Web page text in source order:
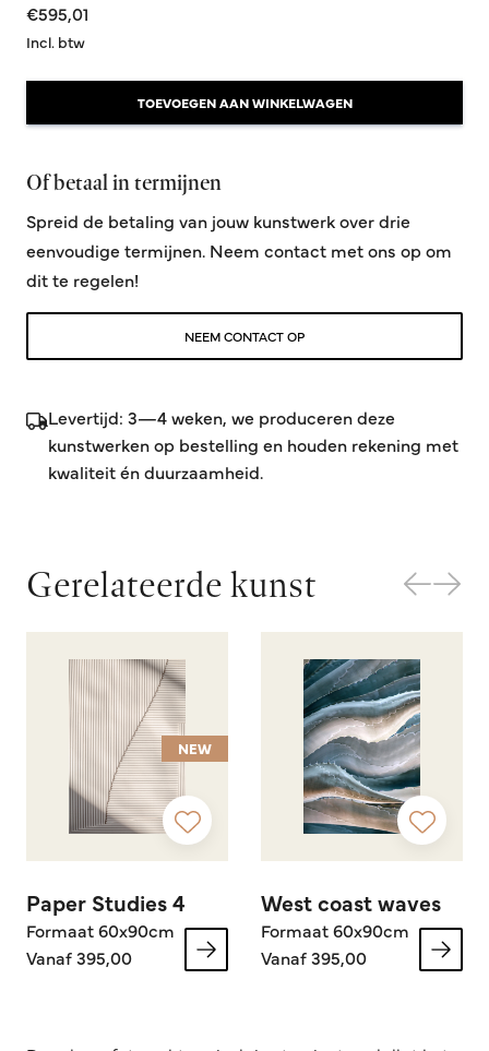
€595,01
Incl. btw
TOEVOEGEN AAN WINKELWAGEN
Of betaal in termijnen
Spreid de betaling van jouw kunstwerk over drie
eenvoudige termijnen. Neem contact met ons op om
dit te regelen!
NEEM CONTACT OP
Levertijd: 3—4 weken, we produceren deze
kunstwerken op bestelling en houden rekening met
kwaliteit én duurzaamheid.
Gerelateerde kunst
NEW
Paper Studies 4
Formaat 60x90cm
Vanaf 395,00
West coast waves
Formaat 60x90cm
Vanaf 395,00